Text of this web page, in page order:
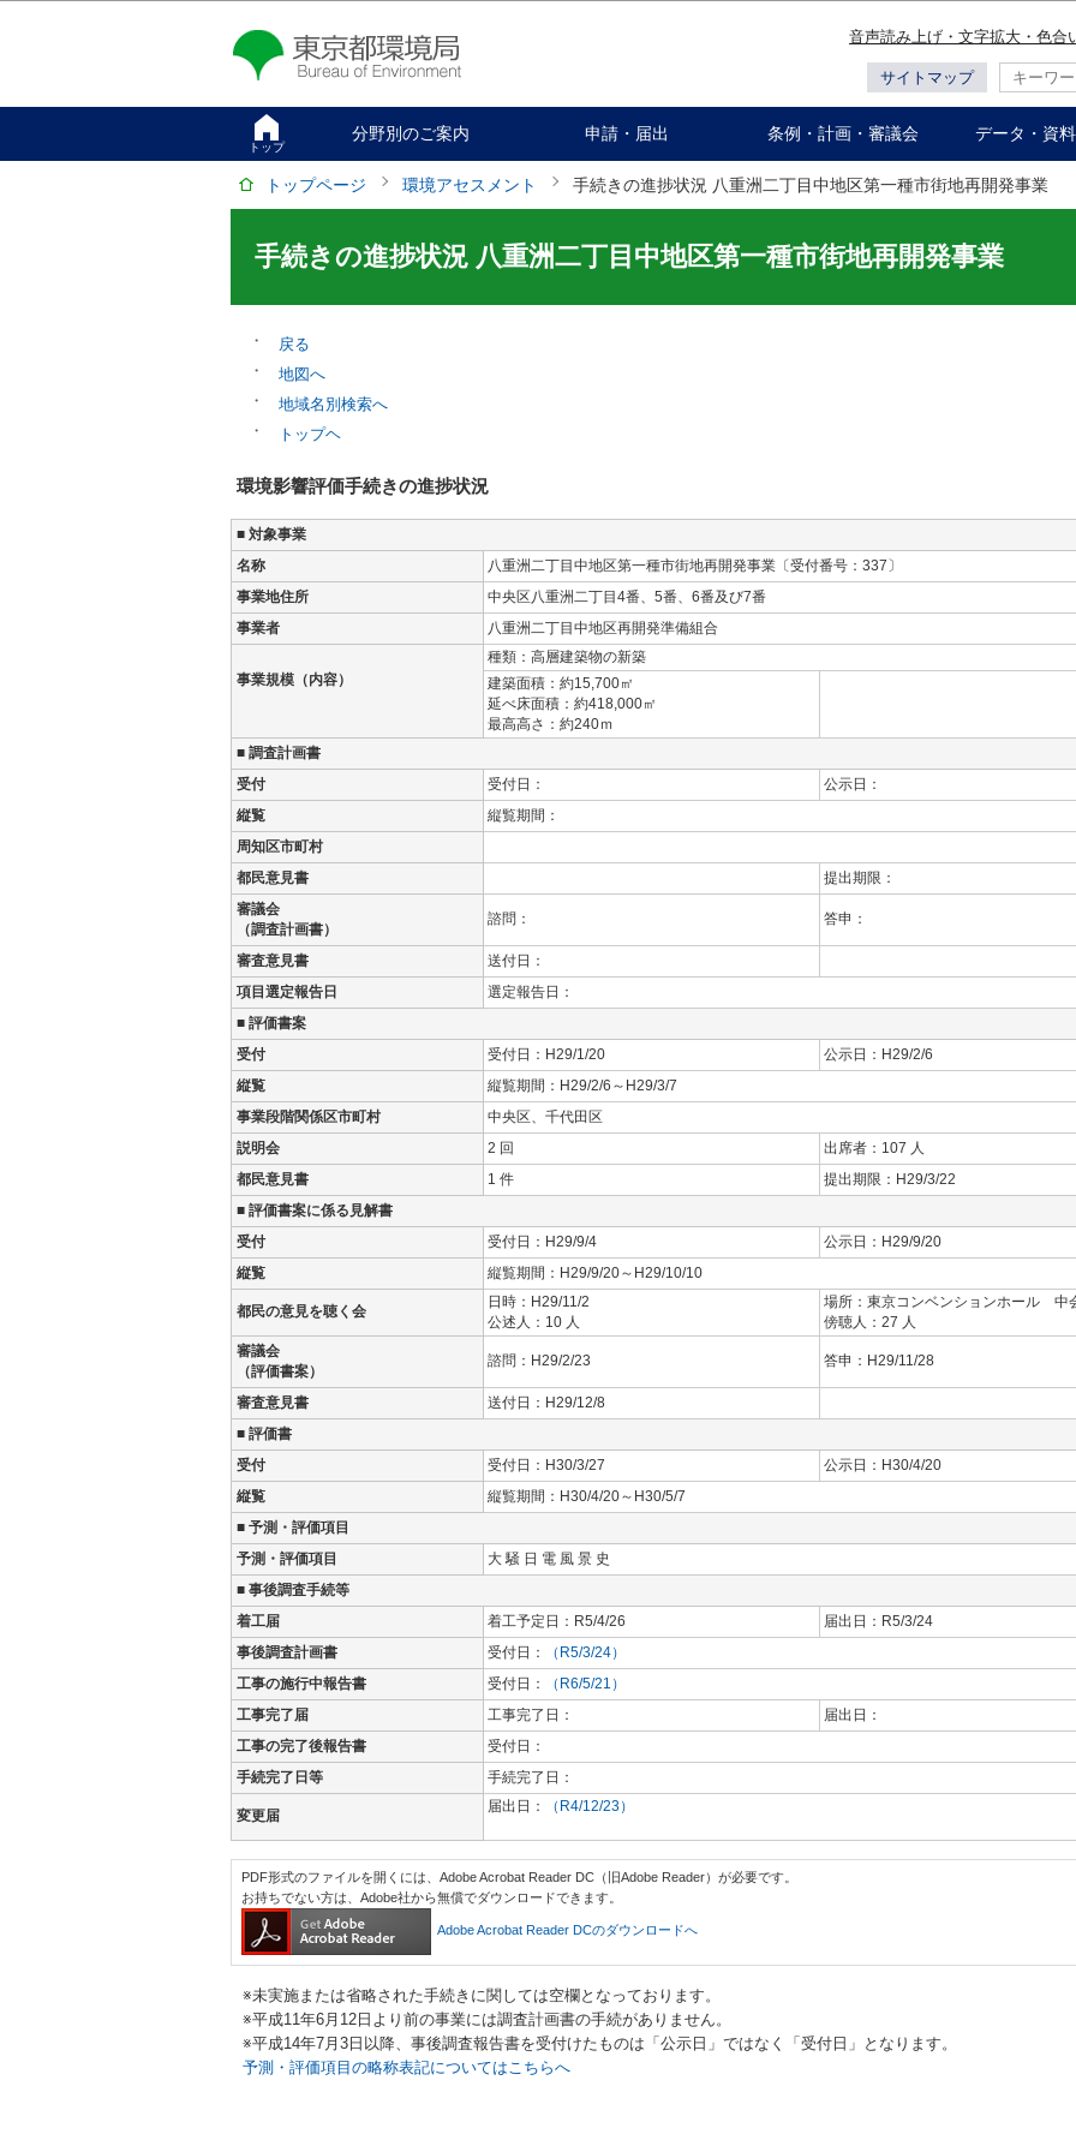
音声読み上げ・文字拡大・色合
サイトマップ
トップ
分野別のご案内 申請・届出 条例・計画・審議会 データ・資
トップページ 環境アセスメント 手続きの進捗状況 八重洲二丁目中地区第一種市街地再開発事業
手続きの進捗状況 八重洲二丁目中地区第一種市街地再開発事業
戻る
地図へ
地域名別検索へ
トップヘ
環境影響評価手続きの進捗状況
■ 対象事業
名称 八重洲二丁目中地区第一種市街地再開発事業 〔受付番号：337 〕
事業地住所 中央区八重洲二丁目4番、5番、6番及び7番
事業者 八重洲二丁目中地区再開発準備組合
事業規模（内容）
種類：高層建築物の新築
建築面積：約15,700㎡
延べ床面積：約418,000㎡
最高高さ：約240ｍ
■ 調査計画書
受付 受付日： 公示日：
縦覧 縦覧期間：
周知区市町村
都民意見書 提出期限：
審議会
（調査計画書）
諮問： 答申：
審査意見書 送付日：
項目選定報告日 選定報告日：
■ 評価書案
受付 受付日：H29/1/20 公示日：H29/2/6
縦覧 縦覧期間：H29/2/6～H29/3/7
事業段階関係区市町村 中央区、千代田区
説明会 2 回 出席者：107 人
都民意見書 1 件 提出期限：H29/3/22
■ 評価書案に係る見解書
受付 受付日：H29/9/4 公示日：H29/9/20
縦覧 縦覧期間：H29/9/20～H29/10/10
都民の意見を聴く会
日時：H29/11/2
公述人：10 人
場所：東京コンベンションホール 中
傍聴人：27 人
審議会
（評価書案）
諮問：H29/2/23 答申：H29/11/28
審査意見書 送付日：H29/12/8
■ 評価書
受付 受付日：H30/3/27 公示日：H30/4/20
縦覧 縦覧期間：H30/4/20～H30/5/7
■ 予測・評価項目
予測・評価項目 大 騒 日 電 風 景 史
■ 事後調査手続等
着工届 着工予定日：R5/4/26 届出日：R5/3/24
事後調査計画書 受付日： （R5/3/24）
工事の施行中報告書 受付日： （R6/5/21）
工事完了届 工事完了日： 届出日：
工事の完了後報告書 受付日：
手続完了日等 手続完了日：
変更届
届出日： （R4/12/23）
PDF形式のファイルを開くには、Adobe Acrobat Reader DC（旧Adobe Reader）が必要です。
お持ちでない方は、Adobe社から無償でダウンロードできます。
Adobe Acrobat Reader DCのダウンロードへ
※未実施または省略された手続きに関しては空欄となっております。
※平成11年6月12日より前の事業には調査計画書の手続がありません。
※平成14年7月3日以降、事後調査報告書を受付けたものは「公示日」ではなく「受付日」となります。
予測・評価項目の略称表記についてはこちらへ